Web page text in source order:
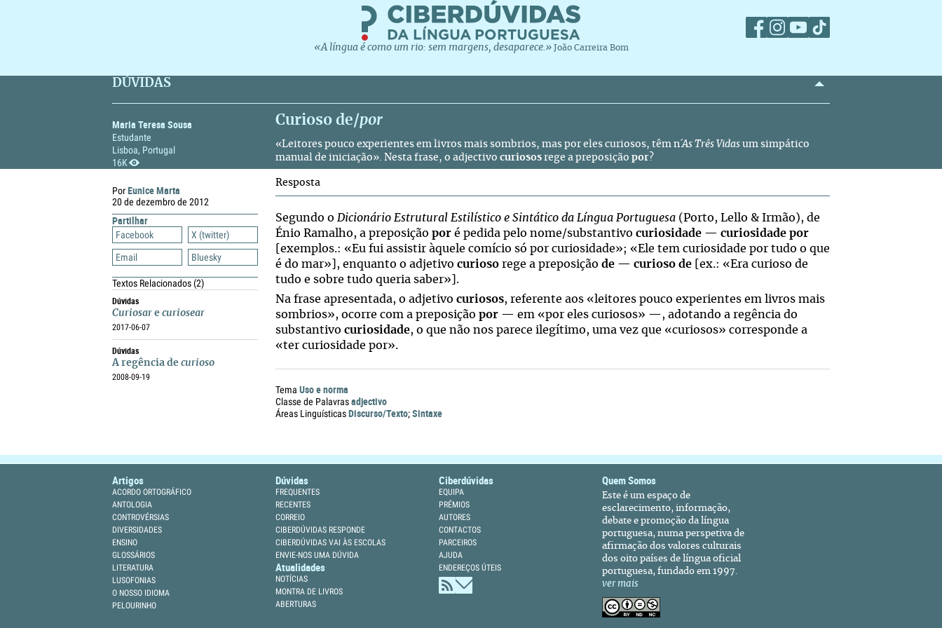
«A língua é como um rio: sem margens, desaparece.» João Carreira Bom
DÚVIDAS
Maria Teresa Sousa
Estudante
Lisboa, Portugal
16K
Curioso de/por
«Leitores pouco experientes em livros mais sombrios, mas por eles curiosos, têm n´As Três Vidas um simpático
manual de iniciação». Nesta frase, o adjectivo curiosos rege a preposição por?
PorEunice Marta
20 de dezembro de 2012
Partilhar
Facebook
X (twitter)
Email
Bluesky
Textos Relacionados(2)
Dúvidas
Curiosar e curiosear
2017-06-07
Dúvidas
A regência de curioso
2008-09-19
Resposta
Segundo o Dicionário Estrutural Estilístico e Sintático da Língua Portuguesa (Porto, Lello & Irmão), de
Énio Ramalho, a preposição por é pedida pelo nome/substantivo curiosidade — curiosidade por
[exemplos.: «Eu fui assistir àquele comício só por curiosidade»; «Ele tem curiosidade por tudo o que
é do mar»], enquanto o adjetivo curioso rege a preposição de — curioso de [ex.: «Era curioso de
tudo e sobre tudo queria saber»].
Na frase apresentada, o adjetivo curiosos, referente aos «leitores pouco experientes em livros mais
sombrios», ocorre com a preposição por — em «por eles curiosos» —, adotando a regência do
substantivo curiosidade, o que não nos parece ilegítimo, uma vez que «curiosos» corresponde a
«ter curiosidade por».
Tema Uso e norma
Classe de Palavrasadjectivo
Áreas LinguísticasDiscurso/Texto;Sintaxe
Artigos
ACORDO ORTOGRÁFICO
ANTOLOGIA
CONTROVÉRSIAS
DIVERSIDADES
ENSINO
GLOSSÁRIOS
LITERATURA
LUSOFONIAS
O NOSSO IDIOMA
PELOURINHO
Dúvidas
FREQUENTES
RECENTES
CORREIO
CIBERDÚVIDAS RESPONDE
CIBERDÚVIDAS VAI ÀS ESCOLAS
ENVIE-NOS UMA DÚVIDA
Atualidades
NOTÍCIAS
MONTRA DE LIVROS
ABERTURAS
Ciberdúvidas
EQUIPA
PRÉMIOS
AUTORES
CONTACTOS
PARCEIROS
AJUDA
ENDEREÇOS ÚTEIS
Quem Somos
Este é um espaço de
esclarecimento, informação,
debate e promoção da língua
portuguesa, numa perspetiva de
afirmação dos valores culturais
dos oito países de língua oficial
portuguesa, fundado em 1997.
ver mais